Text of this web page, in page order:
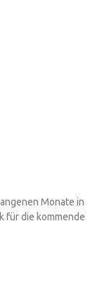
Monate in
für die kommende